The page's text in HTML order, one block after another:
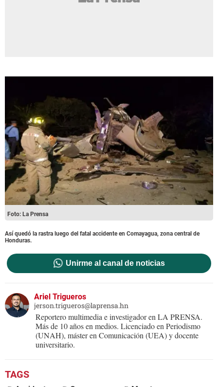
Foto: La Prensa
Así quedó la rastra luego del fatal accidente en Comayagua, zona central de
Honduras.
Unirme al canal de noticias
Ariel Trigueros
jerson.trigueros@laprensa.hn
Reportero multimedia e investigador en LA PRENSA.
Más de 10 años en medios. Licenciado en Periodismo
(UNAH), máster en Comunicación (UEA) y docente
universitario.